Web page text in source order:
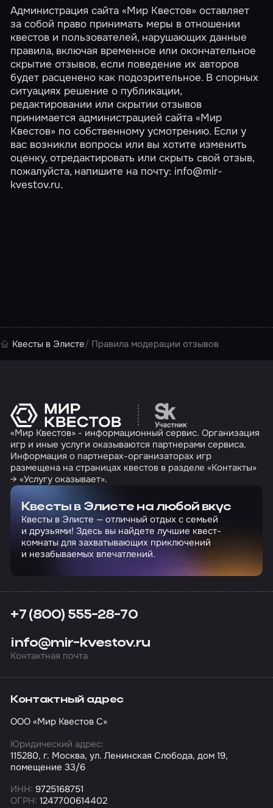
Администрация сайта «Мир Квестов» оставляет
за собой право принимать меры в отношении
квестов и пользователей, нарушающих данные
правила, включая временное или окончательное
скрытие отзывов, если поведение их авторов
будет расценено как подозрительное. В спорных
ситуациях решение о публикации,
редактировании или скрытии отзывов
принимается администрацией сайта «Мир
Квестов» по собственному усмотрению. Если у
вас возникли вопросы или вы хотите изменить
оценку, отредактировать или скрыть свой отзыв,
пожалуйста, напишите на почту: info@mir-
kvestov.ru.
Квесты в Элисте Правила модерации отзывов
Перейти на сайт
«Мир Квестов» - информационный сервис. Организация
игр и иные услуги оказываются партнерами сервиса.
Информация о партнерах-организаторах игр
размещена на страницах квестов в разделе «Контакты»
→ «Услугу оказывает».
Квесты в Элисте на любой вкус
Квесты в Элисте — отличный отдых с семьей
и друзьями! Здесь вы найдете лучшие квест-
комнаты для захватывающих приключений
и незабываемых впечатлений.
+7 (800) 555-28-70
info@mir-kvestov.ru
Контактная почта
Контактный адрес
ООО «Мир Квестов С»
Юридический адрес:
115280, г. Москва, ул. Ленинская Слобода, дом 19,
помещение 33/6
ИНН: 9725168751
ОГРН: 1247700614402